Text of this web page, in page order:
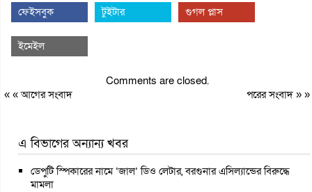
ফেইসবুক টুইটার গুগল প্লাস
ইমেইল
Comments are closed.
« «আগের সংবাদ পরের সংবাদ» »
এ বিভাগের অন্যান্য খবর
ডেপুটি স্পিকারের নামে ‘জাল’ ডিও লেটার, বরগুনার এসিল্যান্ডের বিরুদ্ধে
মামলা